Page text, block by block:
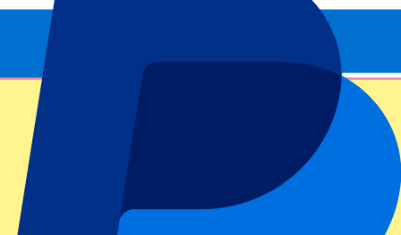
Événements populaires
GP Espagne
Tous les sports